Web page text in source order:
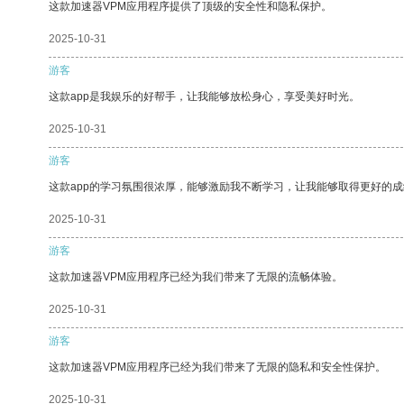
这款加速器VPM应用程序提供了顶级的安全性和隐私保护。
2025-10-31
游客
这款app是我娱乐的好帮手，让我能够放松身心，享受美好时光。
2025-10-31
游客
这款app的学习氛围很浓厚，能够激励我不断学习，让我能够取得更好的
2025-10-31
游客
这款加速器VPM应用程序已经为我们带来了无限的流畅体验。
2025-10-31
游客
这款加速器VPM应用程序已经为我们带来了无限的隐私和安全性保护。
2025-10-31